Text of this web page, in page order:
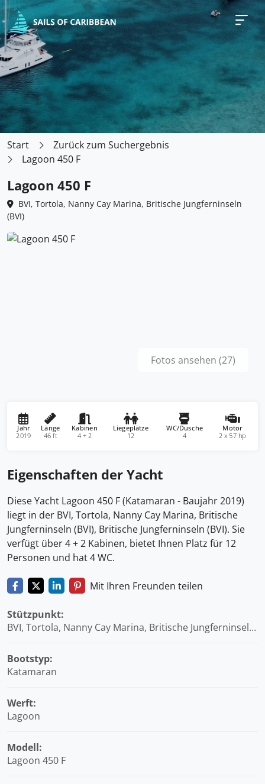
Start
Zurück zum Suchergebnis
Lagoon 450 F
Lagoon 450 F
BVI, Tortola, Nanny Cay Marina, Britische Jungferninseln
(BVI)
Fotos ansehen (27)
Jahr
2019
Länge
46 ft
Kabinen
4 + 2
Liegeplätze
12
WC/Dusche
4
Motor
2 x 57 hp
Eigenschaften der Yacht
Diese Yacht Lagoon 450 F (Katamaran - Baujahr 2019)
liegt in der BVI, Tortola, Nanny Cay Marina, Britische
Jungferninseln (BVI), Britische Jungferninseln (BVI). Sie
verfügt über 4 + 2 Kabinen, bietet Ihnen Platz für 12
Personen und hat 4 WC.
Mit Ihren Freunden teilen
Stützpunkt:
BVI, Tortola, Nanny Cay Marina, Britische Jungferninseln
Bootstyp:
Katamaran
Werft:
Lagoon
Modell:
Lagoon 450 F